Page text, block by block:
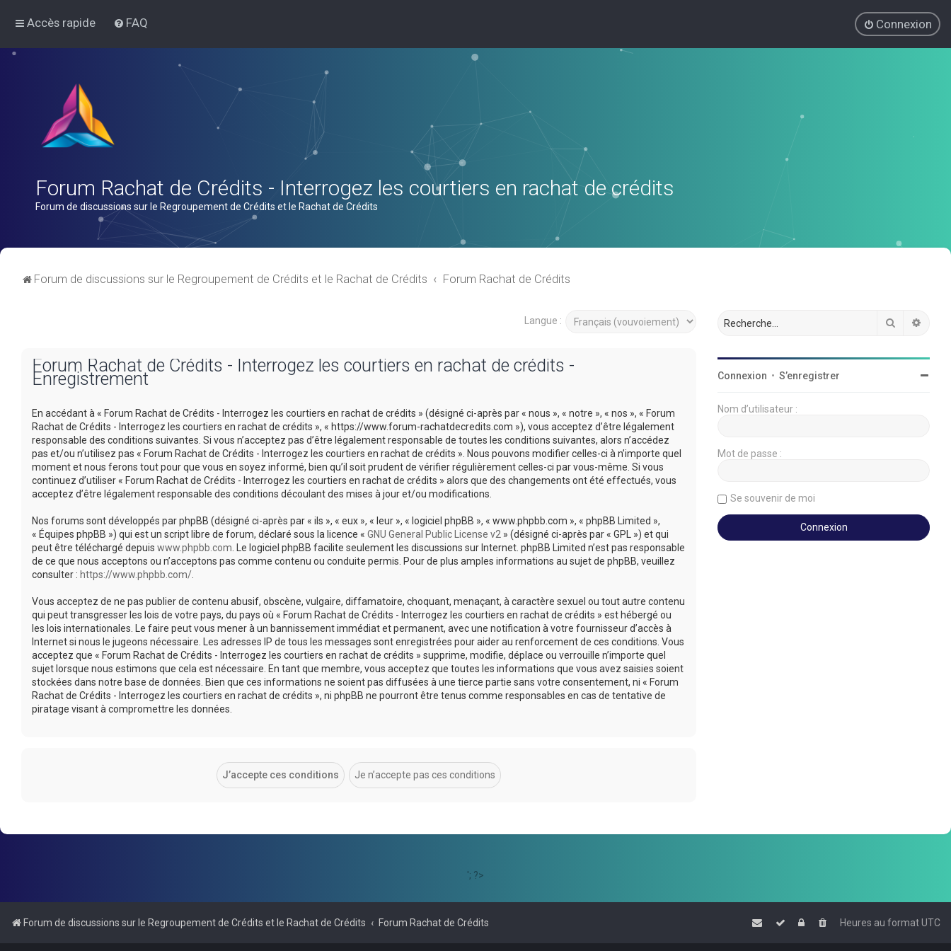
Accès rapide FAQ Connexion
Forum Rachat de Crédits - Interrogez les courtiers en rachat de crédits
Forum de discussions sur le Regroupement de Crédits et le Rachat de Crédits
Forum de discussions sur le Regroupement de Crédits et le Rachat de Crédits Forum Rachat de Crédits
Langue :
Forum Rachat de Crédits - Interrogez les courtiers en rachat de crédits -
Enregistrement
En accédant à « Forum Rachat de Crédits - Interrogez les courtiers en rachat de crédits » (désigné ci-après par « nous », « notre », « nos », « Forum
Rachat de Crédits - Interrogez les courtiers en rachat de crédits », « https://www.forum-rachatdecredits.com »), vous acceptez d’être légalement
responsable des conditions suivantes. Si vous n’acceptez pas d’être légalement responsable de toutes les conditions suivantes, alors n’accédez
pas et/ou n’utilisez pas « Forum Rachat de Crédits - Interrogez les courtiers en rachat de crédits ». Nous pouvons modifier celles-ci à n’importe quel
moment et nous ferons tout pour que vous en soyez informé, bien qu’il soit prudent de vérifier régulièrement celles-ci par vous-même. Si vous
continuez d’utiliser « Forum Rachat de Crédits - Interrogez les courtiers en rachat de crédits » alors que des changements ont été effectués, vous
acceptez d’être légalement responsable des conditions découlant des mises à jour et/ou modifications.
Nos forums sont développés par phpBB (désigné ci-après par « ils », « eux », « leur », « logiciel phpBB », « www.phpbb.com », « phpBB Limited »,
« Équipes phpBB ») qui est un script libre de forum, déclaré sous la licence « GNU General Public License v2 » (désigné ci-après par « GPL ») et qui
peut être téléchargé depuis www.phpbb.com . Le logiciel phpBB facilite seulement les discussions sur Internet. phpBB Limited n’est pas responsable
de ce que nous acceptons ou n’acceptons pas comme contenu ou conduite permis. Pour de plus amples informations au sujet de phpBB, veuillez
consulter : https://www.phpbb.com/
Vous acceptez de ne pas publier de contenu abusif, obscène, vulgaire, diffamatoire, choquant, menaçant, à caractère sexuel ou tout autre contenu
qui peut transgresser les lois de votre pays, du pays où « Forum Rachat de Crédits - Interrogez les courtiers en rachat de crédits » est hébergé ou
les lois internationales. Le faire peut vous mener à un bannissement immédiat et permanent, avec une notification à votre fournisseur d’accès à
Internet si nous le jugeons nécessaire. Les adresses IP de tous les messages sont enregistrées pour aider au renforcement de ces conditions. Vous
acceptez que « Forum Rachat de Crédits - Interrogez les courtiers en rachat de crédits » supprime, modifie, déplace ou verrouille n’importe quel
sujet lorsque nous estimons que cela est nécessaire. En tant que membre, vous acceptez que toutes les informations que vous avez saisies soient
stockées dans notre base de données. Bien que ces informations ne soient pas diffusées à une tierce partie sans votre consentement, ni « Forum
Rachat de Crédits - Interrogez les courtiers en rachat de crédits », ni phpBB ne pourront être tenus comme responsables en cas de tentative de
piratage visant à compromettre les données.
Rechercher
Connexion • S’enregistrer
Nom d’utilisateur :
Mot de passe :
Se souvenir de moi
'; ?>
Forum de discussions sur le Regroupement de Crédits et le Rachat de Crédits Forum Rachat de Crédits Heures au formatUTC